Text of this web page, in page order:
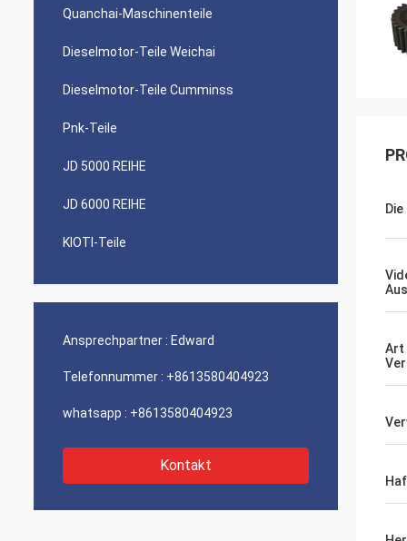
Quanchai-Maschinenteile
Dieselmotor-Teile Weichai
Dieselmotor-Teile Cumminss
Pnk-Teile
JD 5000 REIHE
JD 6000 REIHE
KIOTI-Teile
Ansprechpartner : Edward
Telefonnummer : +8613580404923
whatsapp : +8613580404923
Kontakt
Art